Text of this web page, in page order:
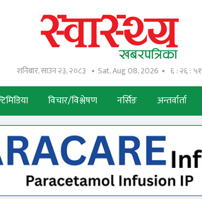
शनिबार, साउन २३, २०८३ Sat, Aug 08, 2026 ६ : २६ : ५२
विचार/विश्लेषण नर्सिङ अन्तर्वार्ता